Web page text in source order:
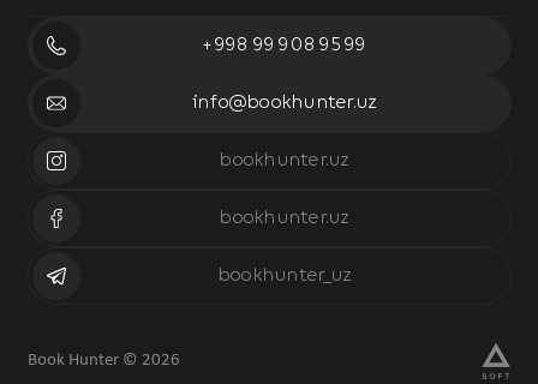
+998 99 908 95 99
info@bookhunter.uz
bookhunter.uz
bookhunter.uz
bookhunter_uz
Book Hunter © 2026